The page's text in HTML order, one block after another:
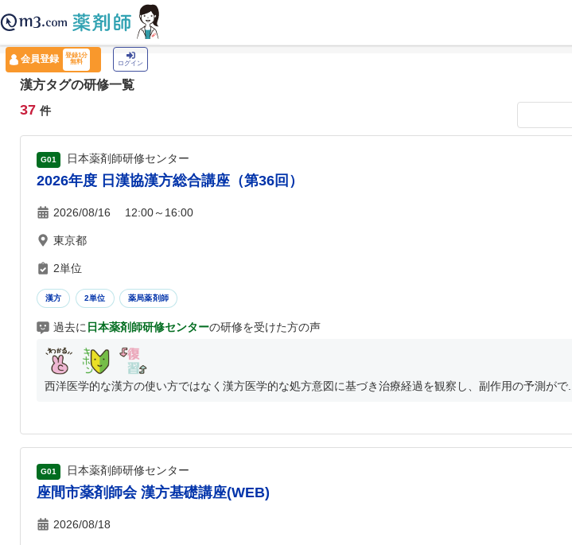
会員登録
登録1分
無料
ログイン
› 漢方
漢方タグの研修一覧
37 件
G01 日本薬剤師研修センター
2026年度 日漢協漢方総合講座（第36回）
2026/08/16 12:00～16:00
東京都
2単位
漢方 2単位 薬局薬剤師
過去に 日本薬剤師研修センターの研修を受けた方の声
西洋医学的な漢方の使い方ではなく漢方医学的な処方意図に基づき治療経過を観察し、副作用の予測がで...
G01 日本薬剤師研修センター
座間市薬剤師会 漢方基礎講座(WEB)
2026/08/18